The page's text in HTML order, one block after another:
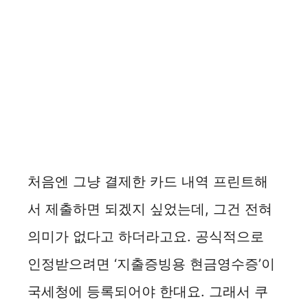
처음엔 그냥 결제한 카드 내역 프린트해
서 제출하면 되겠지 싶었는데, 그건 전혀
의미가 없다고 하더라고요. 공식적으로
인정받으려면 ‘지출증빙용 현금영수증’이
국세청에 등록되어야 한대요. 그래서 쿠